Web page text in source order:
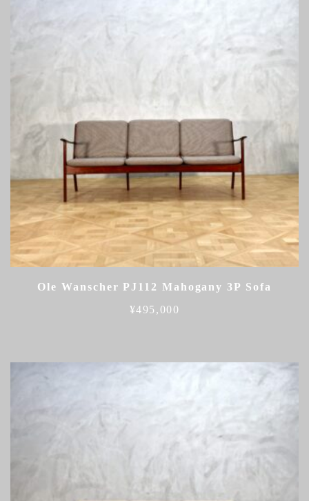
Ole Wanscher PJ112 Mahogany 3P Sofa
¥495,000